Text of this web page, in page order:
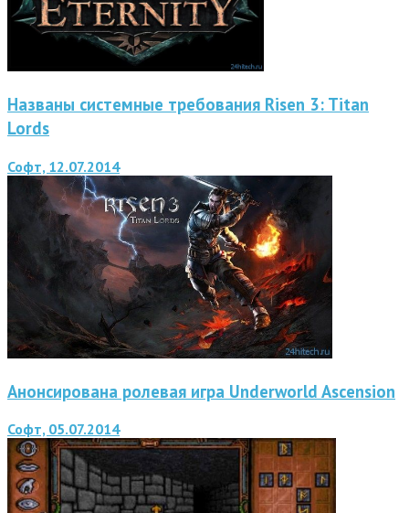
Названы системные требования Risen 3: Titan
Lords
Софт, 12.07.2014
Анонсирована ролевая игра Underworld Ascension
Софт, 05.07.2014